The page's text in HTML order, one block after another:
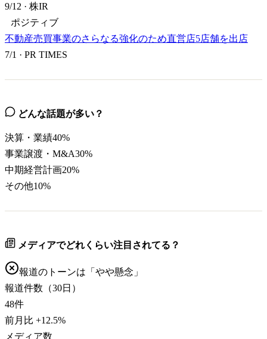
9/12 · 株IR
ポジティブ
不動産売買事業のさらなる強化のため直営店5店舗を出店
7/1 · PR TIMES
どんな話題が多い？
決算・業績40%
事業譲渡・M&A30%
中期経営計画20%
その他10%
メディアでどれくらい注目されてる？
報道のトーンは「 やや懸念 」
報道件数（30日）
48件
前月比 +12.5%
メディア数